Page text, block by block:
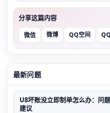
分享这篇内容
微信 微博 QQ空间
最新问题
U8坏账没立即制单怎么办：问
建议